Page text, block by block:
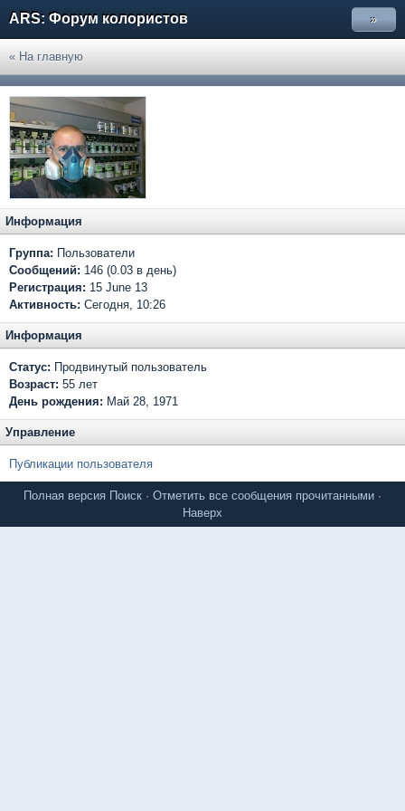
ARS: Форум колористов »
« На главную
Информация
Группа: Пользователи
Сообщений: 146 (0.03 в день)
Регистрация: 15 June 13
Активность: Сегодня, 10:26
Информация
Статус: Продвинутый пользователь
Возраст: 55 лет
День рождения: Май 28, 1971
Управление
Публикации пользователя
Полная версия Поиск · Отметить все сообщения прочитанными ·
Наверх